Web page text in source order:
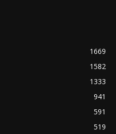
1669
1582
1333
941
591
519